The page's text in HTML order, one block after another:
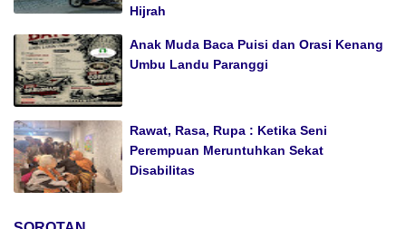
Hijrah
Anak Muda Baca Puisi dan Orasi Kenang
Umbu Landu Paranggi
Rawat, Rasa, Rupa : Ketika Seni
Perempuan Meruntuhkan Sekat
Disabilitas